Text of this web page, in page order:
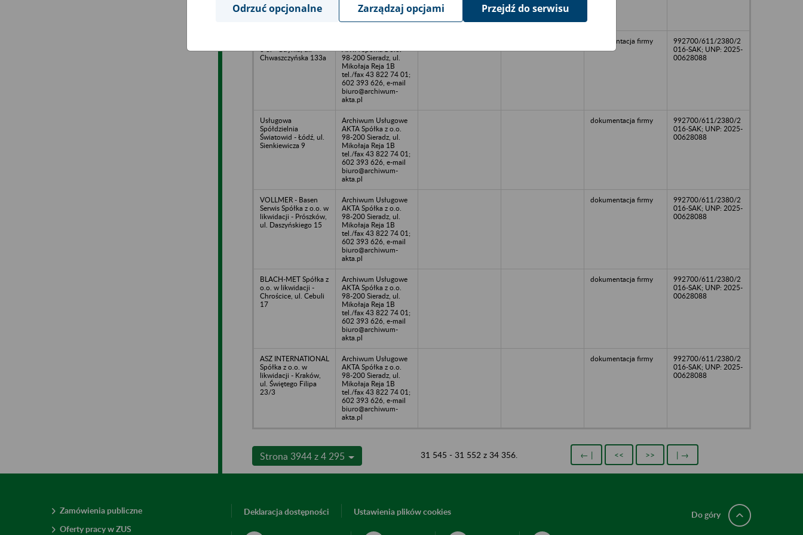
602 393 626, e-mail
biuro@archiwum-
akta.pl
o o. - Gdynia, ul.
Chwaszczyńska 133a
AKTA Spółka z o.o.
98-200 Sieradz, ul.
Mikołaja Reja 1B
tel./fax 43 822 74 01;
602 393 626, e-mail
biuro@archiwum-
akta.pl
dokumentacja firmy
992700/611/2380/2
016-SAK; UNP: 2025-
00628088
Usługowa
Spółdzielnia
Światowid - Łódź, ul.
Sienkiewicza 9
Archiwum Usługowe
AKTA Spółka z o.o.
98-200 Sieradz, ul.
Mikołaja Reja 1B
tel./fax 43 822 74 01;
602 393 626, e-mail
biuro@archiwum-
akta.pl
dokumentacja firmy
992700/611/2380/2
016-SAK; UNP: 2025-
00628088
VOLLMER - Basen
Serwis Spółka z o.o. w
likwidacji - Prószków,
ul. Daszyńskiego 15
Archiwum Usługowe
AKTA Spółka z o.o.
98-200 Sieradz, ul.
Mikołaja Reja 1B
tel./fax 43 822 74 01;
602 393 626, e-mail
biuro@archiwum-
akta.pl
dokumentacja firmy
992700/611/2380/2
016-SAK; UNP: 2025-
00628088
BLACH-MET Spółka z
o.o. w likwidacji -
Chrościce, ul. Cebuli
17
Archiwum Usługowe
AKTA Spółka z o.o.
98-200 Sieradz, ul.
Mikołaja Reja 1B
tel./fax 43 822 74 01;
602 393 626, e-mail
biuro@archiwum-
akta.pl
dokumentacja firmy
992700/611/2380/2
016-SAK; UNP: 2025-
00628088
ASZ INTERNATIONAL
Spółka z o.o. w
likwidacji - Kraków,
ul. Świętego Filipa
23/3
Archiwum Usługowe
AKTA Spółka z o.o.
98-200 Sieradz, ul.
Mikołaja Reja 1B
tel./fax 43 822 74 01;
602 393 626, e-mail
biuro@archiwum-
akta.pl
dokumentacja firmy
992700/611/2380/2
016-SAK; UNP: 2025-
00628088
Strona 3944 z 4 295 31 545 - 31 552 z 34 356. ← | << >> | →
Zamówienia publiczne
Oferty pracy w ZUS
Deklaracja dostępności Ustawienia plików cookies Do góry
Odrzuć opcjonalne Zarządzaj opcjami Przejdź do serwisu